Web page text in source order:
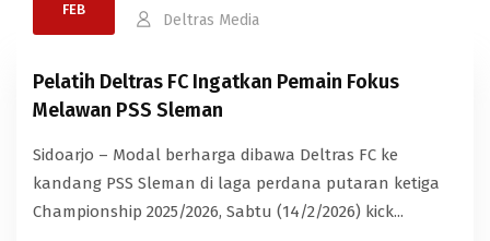
FEB
Deltras Media
Pelatih Deltras FC Ingatkan Pemain Fokus
Melawan PSS Sleman
Sidoarjo – Modal berharga dibawa Deltras FC ke
kandang PSS Sleman di laga perdana putaran ketiga
Championship 2025/2026, Sabtu (14/2/2026) kick...